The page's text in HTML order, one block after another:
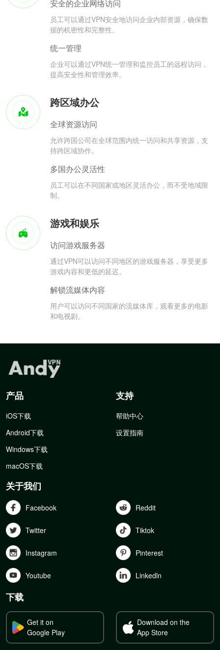
安全的企业网络访问
员工可以通过VPN安全地访问企业内部资源，确保数
据的机密性和完整性。
统一管理
企业可以通过VPN统一管理和监控员工的远程访问，
提高安全性和管理效率。
跨区域办公
全球资源访问
允许跨国公司在全球范围内统一访问和共享资源，支
持跨区域协作。
多国办公灵活性
员工可以在不同国家或地区灵活办公，而不受地域限
制。
游戏和娱乐
访问游戏服务器
通过VPN可以访问不同地区的游戏服务器，享受更多
游戏内容和更低的延迟。
解锁流媒体内容
用户可以访问不同国家的流媒体库，观看更多的电影
和电视剧。
产品
iOS下载
Android下载
Windows下载
macOS下载
支持
帮助中心
设置指南
关于我们
Facebook Reddit
Twitter Tiktok
Instagram Pinterest
Youtube Linkedln
下载
Get it on
Google Play
Download on the
App Store